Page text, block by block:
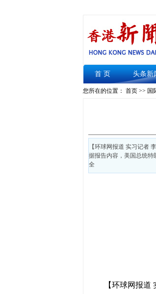
首 页 头条新
您所在的位置： 首页 >> 国
【环球网报道 实习记者
据报告内容，美国总统特
全
【环球网报